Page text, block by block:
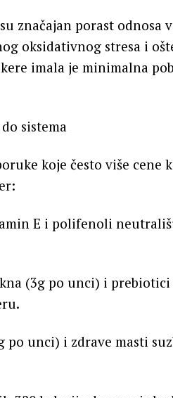
značajan porast odnosa
oksidativnog stresa i
imala je minimalna
sistema
koje često više
E i polifenoli
(3g po unci) i
unci) i zdrave masti